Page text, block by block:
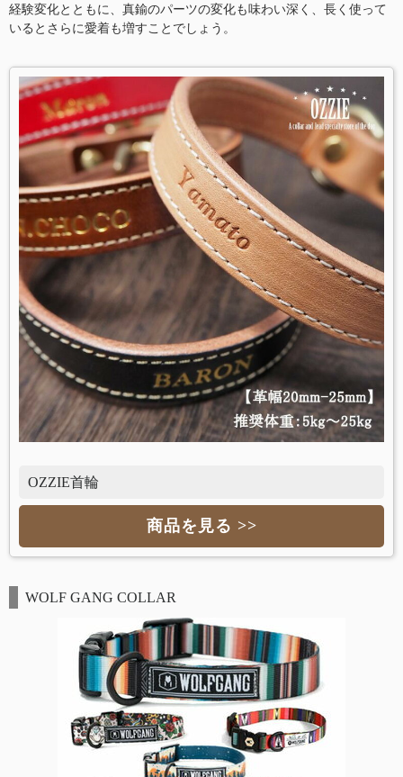
経験変化とともに、真鍮のパーツの変化も味わい深く、長く使って
いるとさらに愛着も増すことでしょう。
OZZIE首輪
商品を見る >>
WOLF GANG COLLAR